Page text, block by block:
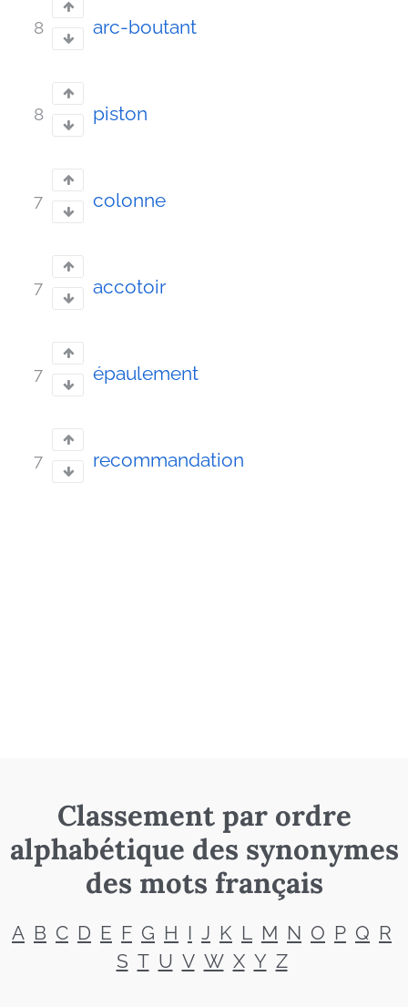
8 arc-boutant
8 piston
7 colonne
7 accotoir
7 épaulement
7 recommandation
Classement par ordre
alphabétique des synonymes
des mots français
A B C D E F G H I J K L M N O P Q R
S T U V W X Y Z